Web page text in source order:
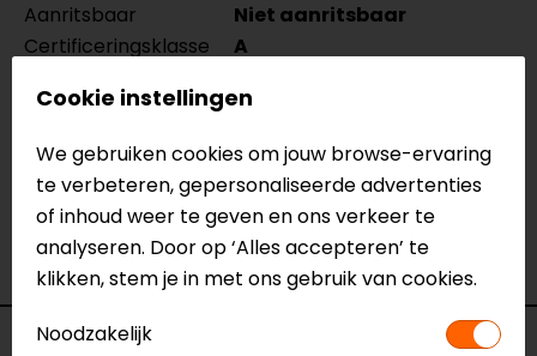
Aanritsbaar
Niet aanritsbaar
Certificeringsklasse
A
Membraan
Uitneembaar LTD
Touring
Seizoen
Zomer
Ventilatie
Meshpanelen
Waterdicht
Ja
Thermovoering
Geen thermo
Cookie instellingen
We gebruiken cookies om jouw browse-ervaring
te verbeteren, gepersonaliseerde advertenties
of inhoud weer te geven en ons verkeer te
analyseren. Door op ‘Alles accepteren’ te
klikken, stem je in met ons gebruik van cookies.
Noodzakelijk